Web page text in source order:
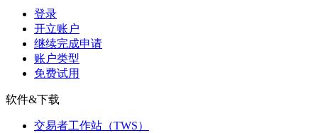
登录
开立账户
继续完成申请
账户类型
免费试用
软件&下载
交易者工作站（TWS）